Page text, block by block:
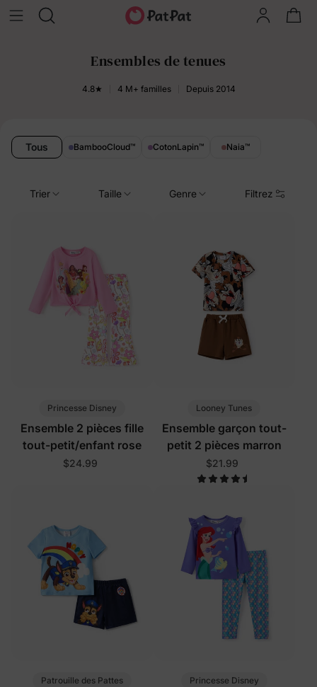
Ensembles de tenues
4.8★ 4 M+ familles Depuis 2014
Tous BambooCloud™ CotonLapin™ Naia™
Trier Taille Genre Filtrez
Princesse Disney
Ensemble 2 pièces fille
tout-petit/enfant rose
$24.99
Looney Tunes
Ensemble garçon tout-
petit 2 pièces marron
$21.99
Patrouille des Pattes Princesse Disney